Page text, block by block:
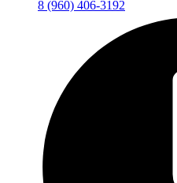
8 (960) 406-3192